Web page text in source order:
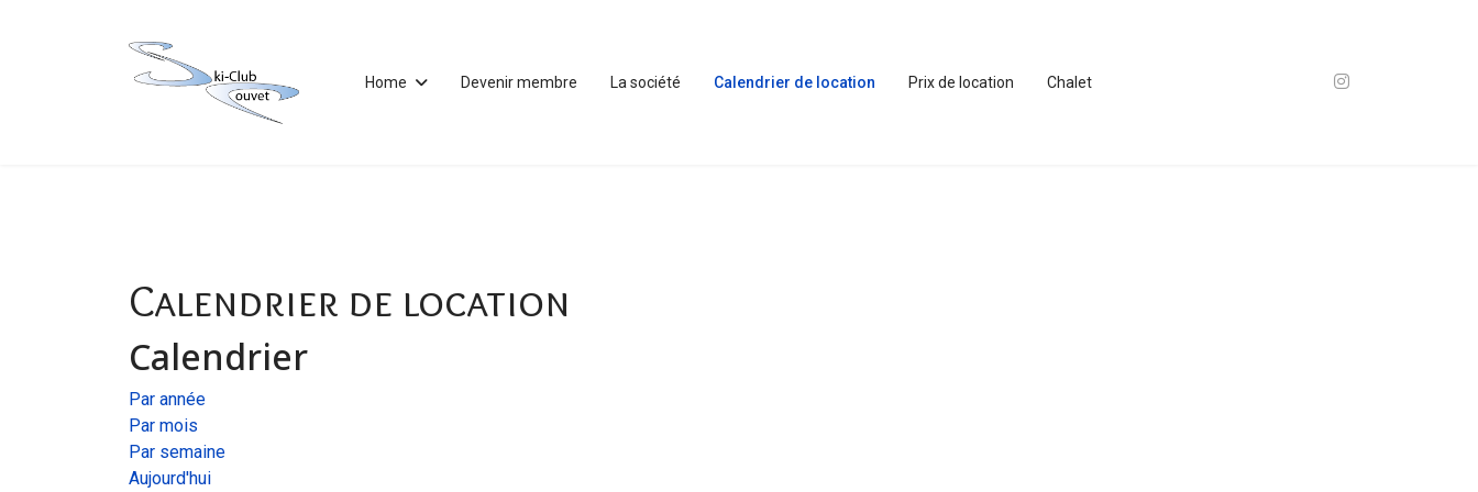
Home Devenir membre La société Calendrier de location Prix de location Chalet
Calendrier de location
Calendrier
Par année
Par mois
Par semaine
Aujourd'hui